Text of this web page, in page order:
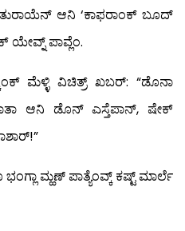
ಆನಿ ‘ಕಾಫರಾಂಕ್ ಬೂದ್
ಯೇವ್ನ್ ಪಾವ್ಲೆಂ.
ಮೆಳ್ಳಿ ವಿಚಿತ್ರ್ ಖಬರ್: “ಡೊನಾ
ಆನಿ ಡೊನ್ ಎಸ್ತೆಪಾನ್, ಷೇಕ್
ಮ್ಹಣ್ ಪಾತ್ಯೆಂವ್ಕ್ ಕಷ್ಟ್ ಮಾರ್ಲೆ